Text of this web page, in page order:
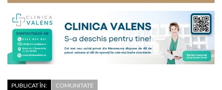
PUBLICAT ÎN: COMUNITATE